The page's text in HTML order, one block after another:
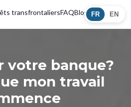
FR EN
transfrontaliersFAQBlogue
votre banque?
mon travail